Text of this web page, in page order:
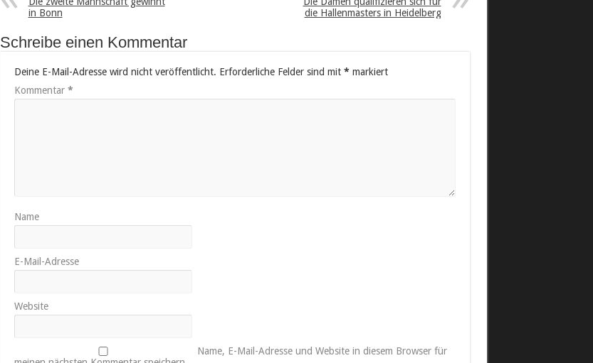
in Bonn
die Hallenmasters in Heidelberg
Schreibe einen Kommentar
Deine E-Mail-Adresse wird nicht veröffentlicht. Erforderliche Felder sind mit * markiert
Kommentar *
Name
E-Mail-Adresse
Website
Name, E-Mail-Adresse und Website in diesem Browser für